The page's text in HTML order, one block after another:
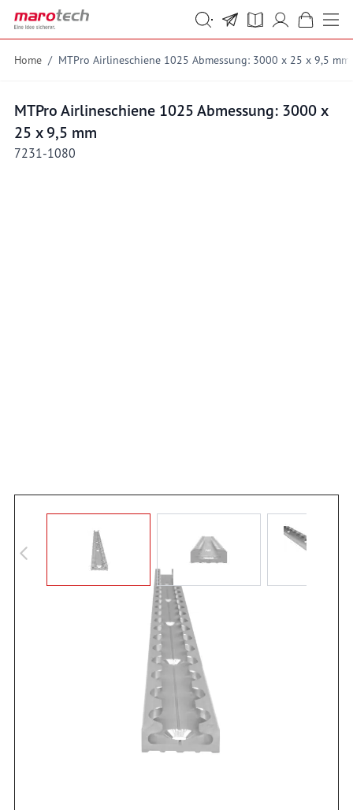
Skip to Content
Suche
Suche
Home / MTPro Airlineschiene 1025 Abmessung: 3000 x 25 x 9,5 mm
MTPro Airlineschiene 1025 Abmessung: 3000 x
25 x 9,5 mm
7231-1080
Angebot anfordern
Ausführung: Aluminium eloxiert, eckig, Loch-Ø 20 mm,
Raster 25 mm Senkbohrungen N5 (120°) alle 100 mm - für
Befestigung mittels Senkkopfnieten